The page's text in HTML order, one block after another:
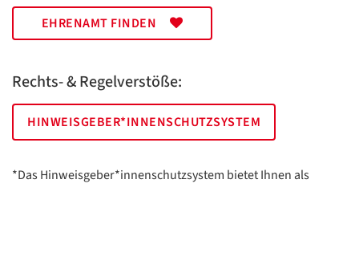
EHRENAMT FINDEN
Rechts- & Regelverstöße:
HINWEISGEBER*INNENSCHUTZSYSTEM
*Das Hinweisgeber*innenschutzsystem bietet Ihnen als